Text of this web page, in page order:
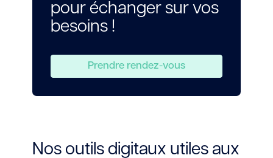
pour échanger sur vos
besoins !
Prendre rendez-vous
Nos outils digitaux utiles aux